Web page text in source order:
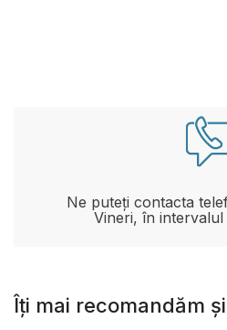
Ne puteți contacta
Vineri, în intervalul
Îți mai recomandăm și